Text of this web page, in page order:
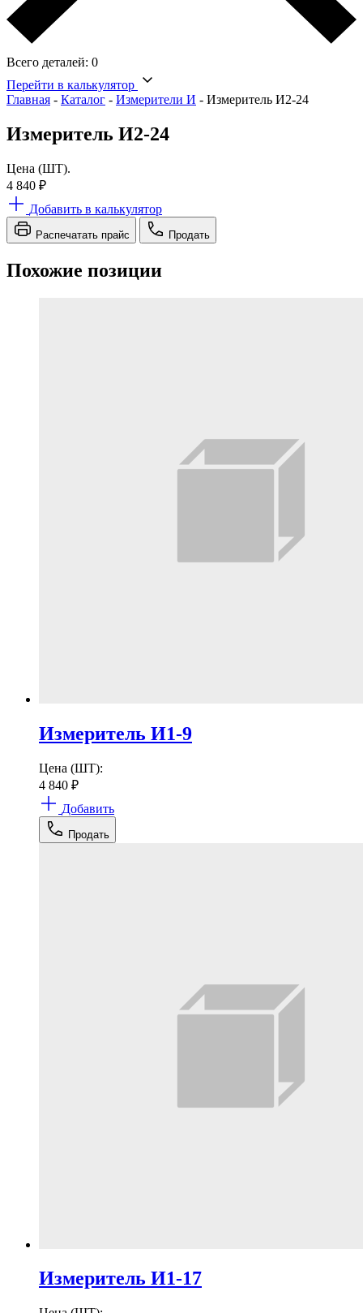
Всего деталей: 0
Перейти в калькулятор
Главная - Каталог - Измерители И - Измеритель И2-24
Измеритель И2-24
Цена (ШТ).
4 840 ₽
Добавить в калькулятор
Распечатать прайс Продать
Похожие позиции
Измеритель И1-9
Цена (ШТ):
4 840 ₽
Добавить
Продать
Измеритель И1-17